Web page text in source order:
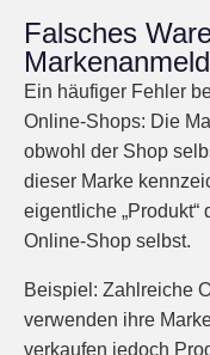
Falsches
Ein häufiger Fehler
Online-Shops: Die
obwohl der Shop
dieser Marke
eigentliche
Online-Shop selbst.
Beispiel: Zahlreiche
verwenden ihre
verkaufen jedoch